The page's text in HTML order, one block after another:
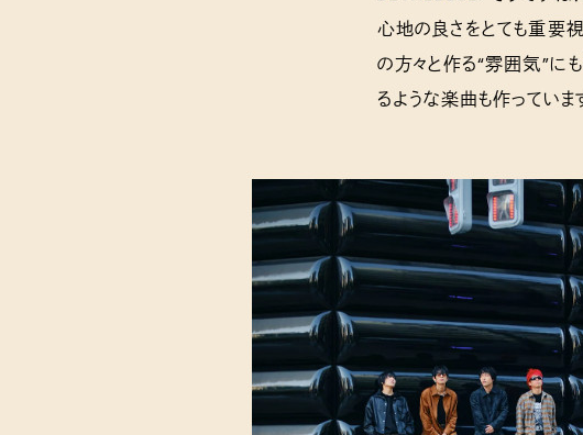
心地の良さをとても重要視
の方々と作る“雰囲気”に
るような楽曲も作っていま